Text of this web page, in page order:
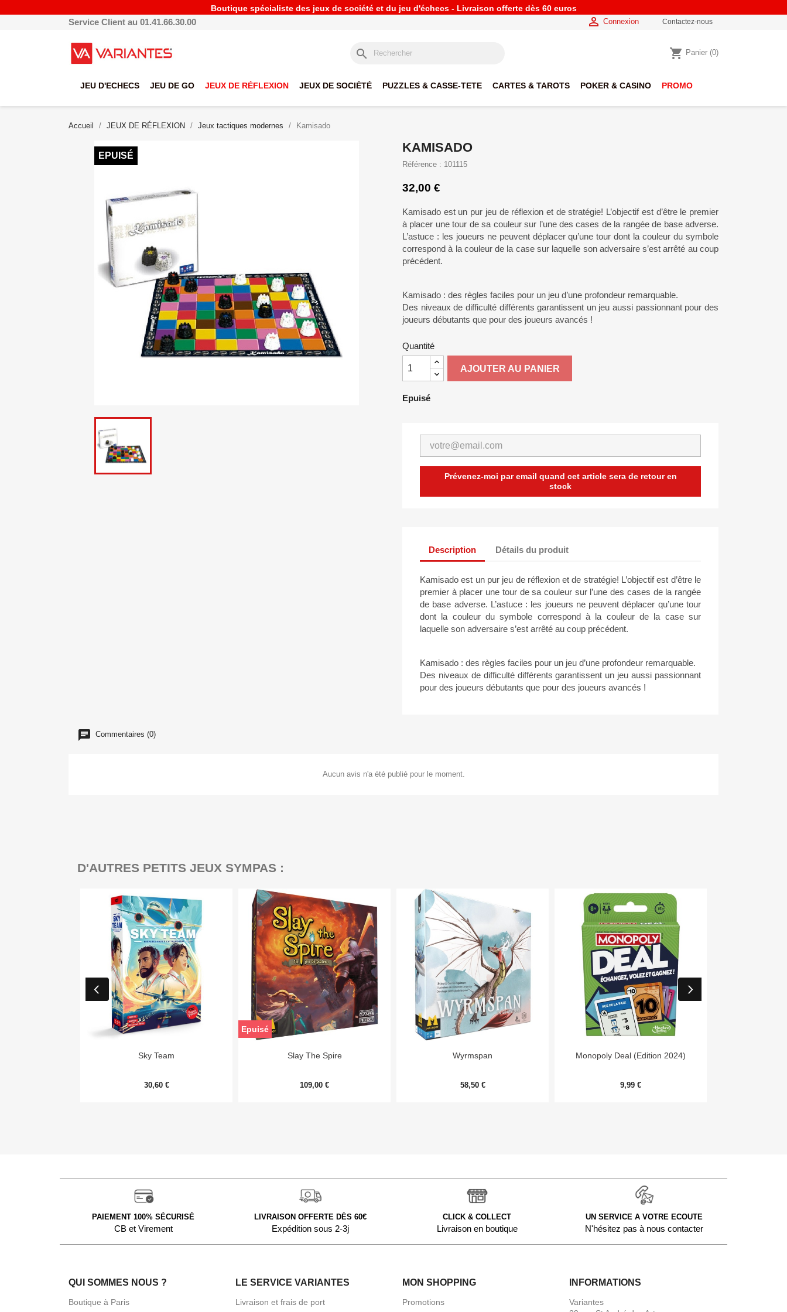
Boutique spécialiste des jeux de société et du jeu d'échecs - Livraison offerte dès 60 euros
Service Client au 01.41.66.30.00  Connexion Contactez-nous
search shopping_cart Panier (0)
JEU D'ECHECS JEU DE GO JEUX DE RÉFLEXION JEUX DE SOCIÉTÉ PUZZLES & CASSE-TETE CARTES & TAROTS POKER & CASINO PROMO
Accueil JEUX DE RÉFLEXION Jeux tactiques modernes Kamisado
EPUISÉ
KAMISADO
Référence : 101115
32,00 €
Kamisado est un pur jeu de réflexion et de stratégie! L’objectif est d’être le premier
à placer une tour de sa couleur sur l’une des cases de la rangée de base adverse.
L’astuce : les joueurs ne peuvent déplacer qu’une tour dont la couleur du symbole
correspond à la couleur de la case sur laquelle son adversaire s’est arrêté au coup
précédent.
Kamisado : des règles faciles pour un jeu d’une profondeur remarquable.
Des niveaux de difficulté différents garantissent un jeu aussi passionnant pour des
joueurs débutants que pour des joueurs avancés !
Quantité
AJOUTER AU PANIER
Epuisé
Prévenez-moi par email quand cet article sera de retour en
stock
Description Détails du produit
Kamisado est un pur jeu de réflexion et de stratégie! L’objectif est d’être le
premier à placer une tour de sa couleur sur l’une des cases de la rangée
de base adverse. L’astuce : les joueurs ne peuvent déplacer qu’une tour
dont la couleur du symbole correspond à la couleur de la case sur
laquelle son adversaire s’est arrêté au coup précédent.
Kamisado : des règles faciles pour un jeu d’une profondeur remarquable.
Des niveaux de difficulté différents garantissent un jeu aussi passionnant
pour des joueurs débutants que pour des joueurs avancés !
Commentaires (0)
Aucun avis n'a été publié pour le moment.
D'AUTRES PETITS JEUX SYMPAS :
Aperçu rapide
Sky Team
30,60 €
Aperçu rapide
Slay The Spire
109,00 €
Epuisé
Aperçu rapide
Wyrmspan
58,50 €
Aperçu rapide
Monopoly Deal (Edition 2024)
9,99 €
PAIEMENT 100% SÉCURISÉ
CB et Virement
LIVRAISON OFFERTE DÈS 60€
Expédition sous 2-3j
CLICK & COLLECT
Livraison en boutique
UN SERVICE A VOTRE ECOUTE
N'hésitez pas à nous contacter
QUI SOMMES NOUS ?
Boutique à Paris
LE SERVICE VARIANTES
Livraison et frais de port
MON SHOPPING
Promotions
INFORMATIONS
Variantes